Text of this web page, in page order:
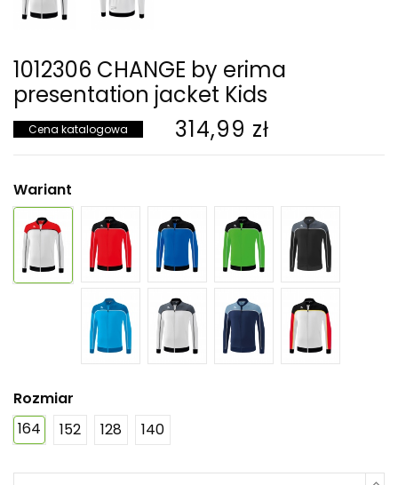
1012306 CHANGE by erima
presentation jacket Kids
Cena katalogowa 314,99 zł
Wariant
Rozmiar
164
152 128 140